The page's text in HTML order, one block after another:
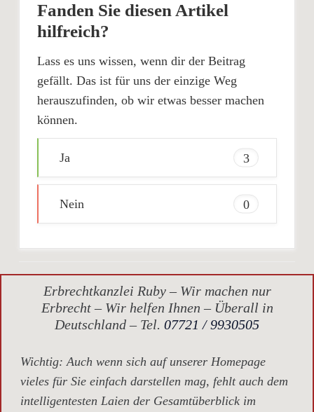
Fanden Sie diesen Artikel
hilfreich?
Lass es uns wissen, wenn dir der Beitrag
gefällt. Das ist für uns der einzige Weg
herauszufinden, ob wir etwas besser machen
können.
Ja 3
Nein 0
Erbrechtkanzlei Ruby – Wir machen nur
Erbrecht – Wir helfen Ihnen – Überall in
Deutschland – Tel. 07721 / 9930505
Wichtig: Auch wenn sich auf unserer Homepage
vieles für Sie einfach darstellen mag, fehlt auch dem
intelligentesten Laien der Gesamtüberblick im